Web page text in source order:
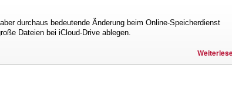
durchaus bedeutende Änderung beim Online-Speicherdienst
Dateien bei iCloud-Drive ablegen.